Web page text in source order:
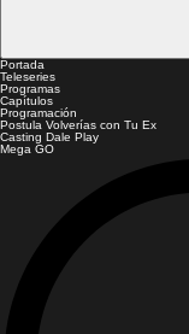
Portada
Teleseries
Programas
Capítulos
Programación
Postula Volverías con Tu Ex
Casting Dale Play
Mega GO